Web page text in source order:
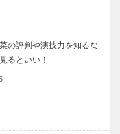
の評判や演技力を知るな
るといい！